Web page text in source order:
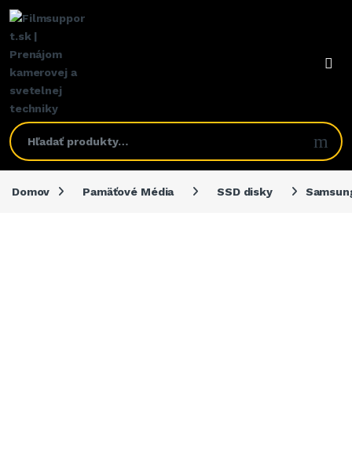
Domov Pamäťové Média SSD disky